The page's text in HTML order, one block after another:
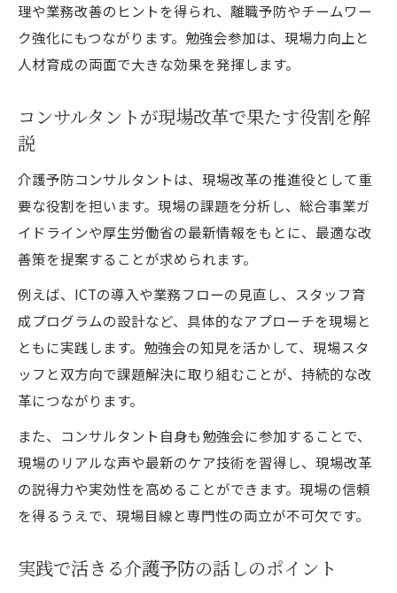
理や業務改善のヒントを得られ、離職予防やチームワー
ク強化にもつながります。勉強会参加は、現場力向上と
人材育成の両面で大きな効果を発揮します。
コンサルタントが現場改革で果たす役割を解
説
介護予防コンサルタントは、現場改革の推進役として重
要な役割を担います。現場の課題を分析し、総合事業ガ
イドラインや厚生労働省の最新情報をもとに、最適な改
善策を提案することが求められます。
例えば、ICTの導入や業務フローの見直し、スタッフ育
成プログラムの設計など、具体的なアプローチを現場と
ともに実践します。勉強会の知見を活かして、現場スタ
ッフと双方向で課題解決に取り組むことが、持続的な改
革につながります。
また、コンサルタント自身も勉強会に参加することで、
現場のリアルな声や最新のケア技術を習得し、現場改革
の説得力や実効性を高めることができます。現場の信頼
を得るうえで、現場目線と専門性の両立が不可欠です。
実践で活きる介護予防の話しのポイント